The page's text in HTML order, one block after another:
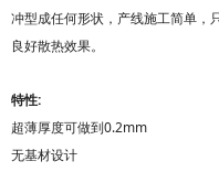
冲型成任何形状，产线施工简单，
良好散热效果。
特性:
超薄厚度可做到0.2mm
无基材设计